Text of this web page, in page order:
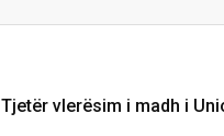
Tjetër vlerësim i madh i